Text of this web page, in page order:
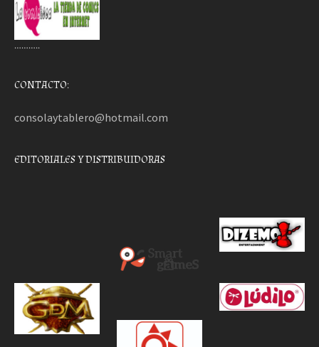
………..
CONTACTO:
consolaytablero@hotmail.com
EDITORIALES Y DISTRIBUIDORAS